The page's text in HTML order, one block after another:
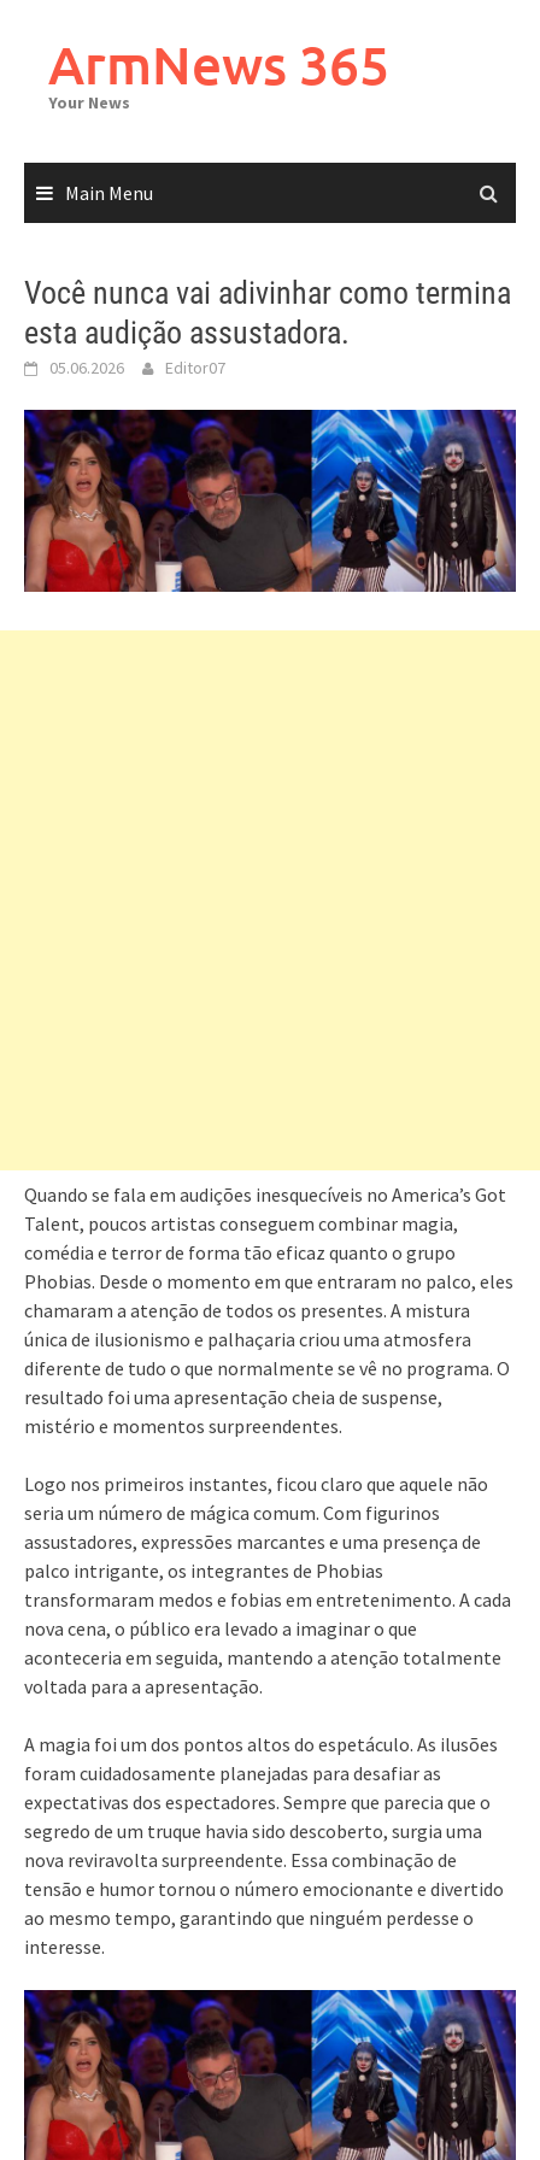
contentArmNews 365
Your News
Main Menu
Você nunca vai adivinhar como termina
esta audição assustadora.
05.06.2026 Editor07
Quando se fala em audições inesquecíveis no America’s Got
Talent, poucos artistas conseguem combinar magia,
comédia e terror de forma tão eficaz quanto o grupo
Phobias. Desde o momento em que entraram no palco, eles
chamaram a atenção de todos os presentes. A mistura
única de ilusionismo e palhaçaria criou uma atmosfera
diferente de tudo o que normalmente se vê no programa. O
resultado foi uma apresentação cheia de suspense,
mistério e momentos surpreendentes.
Logo nos primeiros instantes, ficou claro que aquele não
seria um número de mágica comum. Com figurinos
assustadores, expressões marcantes e uma presença de
palco intrigante, os integrantes de Phobias
transformaram medos e fobias em entretenimento. A cada
nova cena, o público era levado a imaginar o que
aconteceria em seguida, mantendo a atenção totalmente
voltada para a apresentação.
A magia foi um dos pontos altos do espetáculo. As ilusões
foram cuidadosamente planejadas para desafiar as
expectativas dos espectadores. Sempre que parecia que o
segredo de um truque havia sido descoberto, surgia uma
nova reviravolta surpreendente. Essa combinação de
tensão e humor tornou o número emocionante e divertido
ao mesmo tempo, garantindo que ninguém perdesse o
interesse.